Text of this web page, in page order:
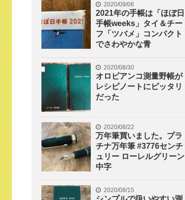
2020/09/06
2021年の手帳は「ほぼ日
手帳weeks」タイ＆チー
フ「ツバメ」コンパクト
でさわやかな青
2020/08/30
オロビアンコ測量野帳が
レシピノートにピッタリ
だった
2020/08/22
万年筆買いました。プラ
チナ万年筆 #3776センチ
ュリー ローレルグリーン
中字
2020/08/15